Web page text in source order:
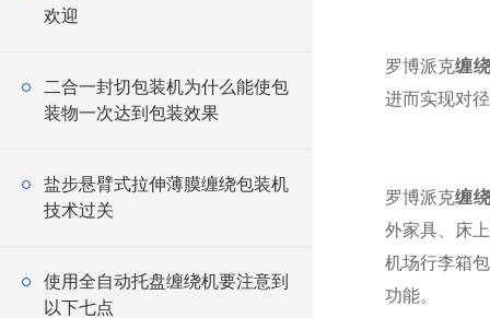
欢迎
二合一封切包装机为什么能使包
装物一次达到包装效果
盐步悬臂式拉伸薄膜缠绕包装机
技术过关
使用全自动托盘缠绕机要注意到
以下七点
罗博派克缠
进而实现对
罗博派克缠
外家具、床
机场行李箱
功能。